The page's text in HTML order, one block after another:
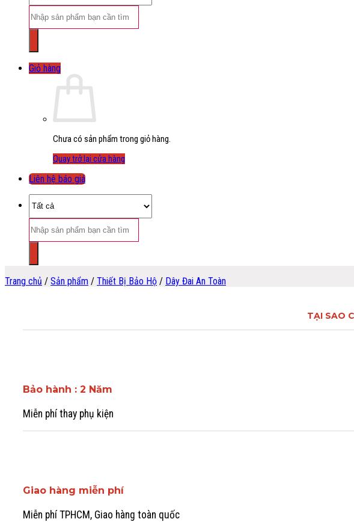
kiếm:
Giỏ hàng
Chưa có sản phẩm trong giỏ hàng.
Quay trở lại cửa hàng
Liên hệ báo giá
kiếm:
Trang chủ / Sản phẩm / Thiết Bị Bảo Hộ / Dây Đai An Toàn
TẠI SAO
Bảo hành : 2 Năm
Miễn phí thay phụ kiện
Giao hàng miễn phí
Miễn phí TPHCM, Giao hàng toàn quốc